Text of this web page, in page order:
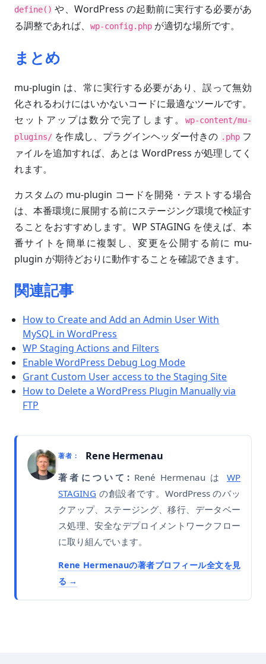
define() や、WordPress の起動前に実行する必要があ
る調整であれば、
wp-config.php が適切な場所です。
まとめ
mu-plugin は、常に実行する必要があり、誤って無効
化されるわけにはいかないコードに最適なツールです。
セットアップは数分で完了します。
wp-content/mu-
plugins/ を作成し、プラグインヘッダー付きの .phpフ
ァイルを追加すれば、あとは WordPress が処理してく
れます。
カスタムの mu-plugin コードを開発・テストする場合
は、本番環境に展開する前にステージング環境で検証す
ることをおすすめします。WP STAGING を使えば、本
番サイトを簡単に複製し、変更を公開する前に mu-
plugin が期待どおりに動作することを確認できます。
関連記事
How to Create and Add an Admin User With
MySQL in WordPress
WP Staging Actions and Filters
Enable WordPress Debug Log Mode
Grant Custom User access to the Staging Site
How to Delete a WordPress Plugin Manually via
FTP
著者： Rene Hermenau
著者について:René Hermenau はWP
STAGING の創設者です。WordPress のバッ
クアップ、ステージング、移行、データベー
ス処理、安全なデプロイメントワークフロー
に取り組んでいます。
Rene Hermenauの著者プロフィール全文を見
る